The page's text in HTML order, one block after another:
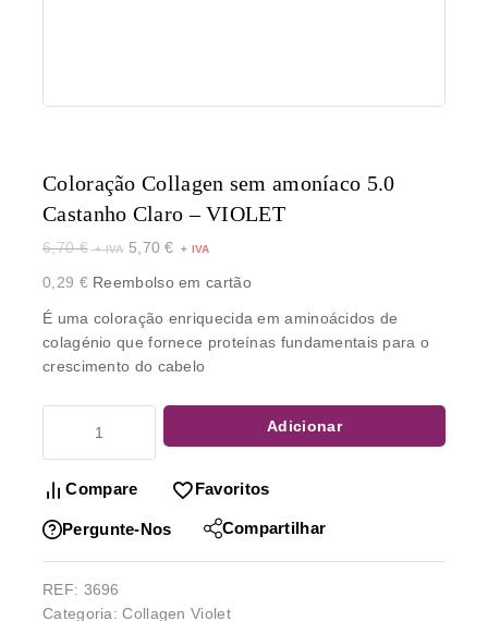
Coloração Collagen sem amoníaco 5.0
Castanho Claro – VIOLET
6,70€ 5,70€
0,29 €Reembolso em cartão
É uma coloração enriquecida em aminoácidos de
colagénio que fornece proteínas fundamentais para o
crescimento do cabelo
Adicionar
Compare Favoritos
Pergunte-Nos Compartilhar
REF: 3696
Categoria:Collagen Violet